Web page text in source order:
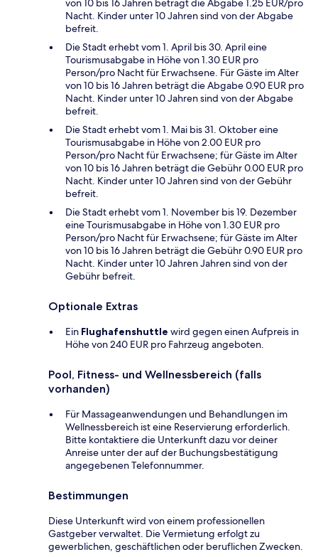
von 10 bis 16 Jahren beträgt die Abgabe 1.25 EUR/pro
Nacht. Kinder unter 10 Jahren sind von der Abgabe
befreit.
Die Stadt erhebt vom 1. April bis 30. April eine
Tourismusabgabe in Höhe von 1.30 EUR pro
Person/pro Nacht für Erwachsene. Für Gäste im Alter
von 10 bis 16 Jahren beträgt die Abgabe 0.90 EUR pro
Nacht. Kinder unter 10 Jahren sind von der Abgabe
befreit.
Die Stadt erhebt vom 1. Mai bis 31. Oktober eine
Tourismusabgabe in Höhe von 2.00 EUR pro
Person/pro Nacht für Erwachsene; für Gäste im Alter
von 10 bis 16 Jahren beträgt die Gebühr 0.00 EUR pro
Nacht. Kinder unter 10 Jahren sind von der Gebühr
befreit.
Die Stadt erhebt vom 1. November bis 19. Dezember
eine Tourismusabgabe in Höhe von 1.30 EUR pro
Person/pro Nacht für Erwachsene; für Gäste im Alter
von 10 bis 16 Jahren beträgt die Gebühr 0.90 EUR pro
Nacht. Kinder unter 10 Jahren Jahren sind von der
Gebühr befreit.
Optionale Extras
Ein Flughafenshuttle wird gegen einen Aufpreis in
Höhe von 240 EUR pro Fahrzeug angeboten.
Pool, Fitness- und Wellnessbereich (falls
vorhanden)
Für Massageanwendungen und Behandlungen im
Wellnessbereich ist eine Reservierung erforderlich.
Bitte kontaktiere die Unterkunft dazu vor deiner
Anreise unter der auf der Buchungsbestätigung
angegebenen Telefonnummer.
Bestimmungen
Diese Unterkunft wird von einem professionellen
Gastgeber verwaltet. Die Vermietung erfolgt zu
gewerblichen, geschäftlichen oder beruflichen Zwecken.